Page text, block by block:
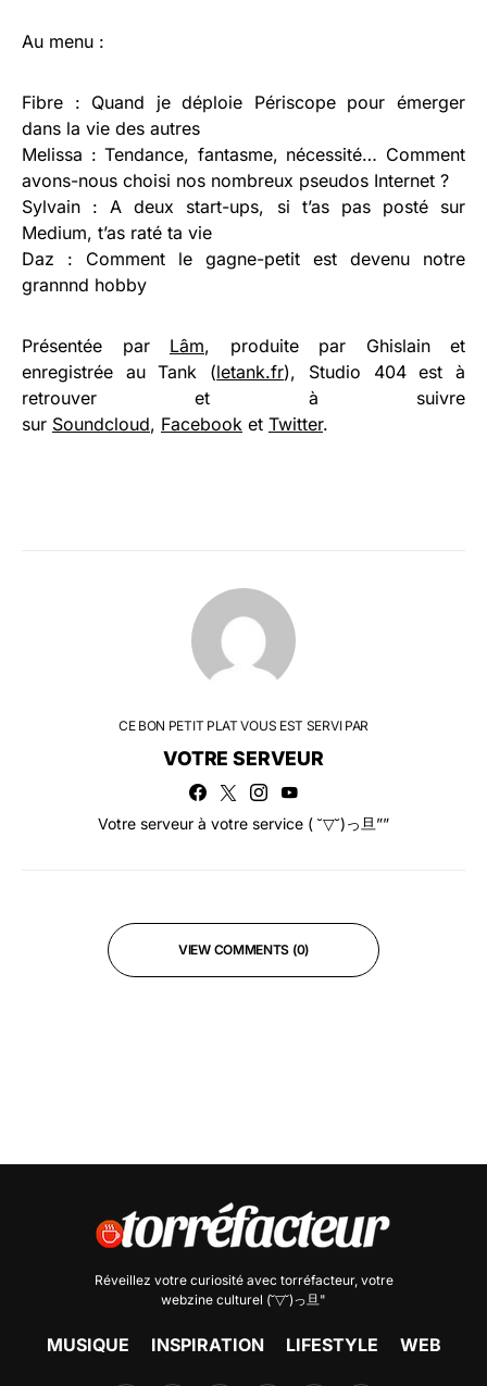
Au menu :
Fibre : Quand je déploie Périscope pour émerger
dans la vie des autres
Melissa : Tendance, fantasme, nécessité… Comment
avons-nous choisi nos nombreux pseudos Internet ?
Sylvain : A deux start-ups, si t’as pas posté sur
Medium, t’as raté ta vie
Daz : Comment le gagne-petit est devenu notre
grannnd hobby
Présentée par Lâm, produite par Ghislain et
enregistrée au Tank (letank.fr), Studio 404 est à
retrouver et à suivre
sur Soundcloud, Facebook et Twitter.
CE BON PETIT PLAT VOUS EST SERVI PAR
VOTRE SERVEUR
Votre serveur à votre service ( ˘▽˘)っ旦””
VIEW COMMENTS (0)
Réveillez votre curiosité avec torréfacteur, votre
webzine culturel (˘▽˘)っ旦"
MUSIQUE INSPIRATION LIFESTYLE WEB